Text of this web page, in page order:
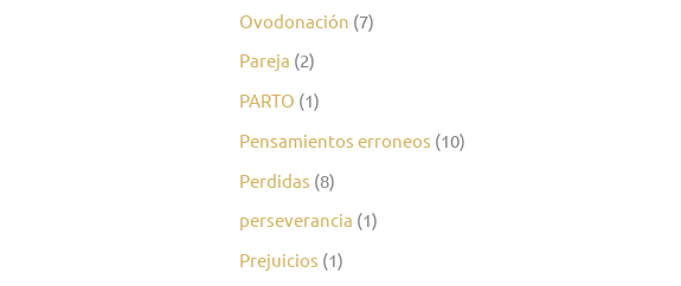
Ovodonación (7)
Pareja (2)
PARTO (1)
Pensamientos erroneos (10)
Perdidas (8)
perseverancia (1)
Prejuicios (1)